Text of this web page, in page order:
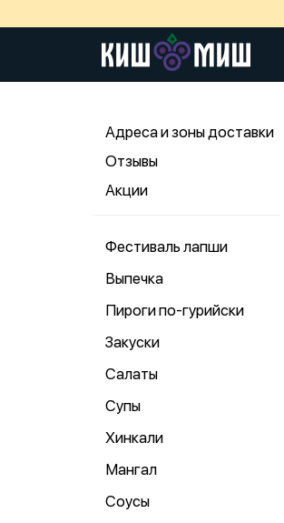
Адреса и зоны доставки
Отзывы
Акции
Фестиваль лапши
Выпечка
Пироги по-гурийски
Закуски
Салаты
Супы
Хинкали
Мангал
Соусы